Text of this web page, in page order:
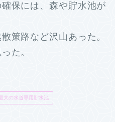
保には、森や貯水池が
策路など沢山あった。
た。
大の水道専用貯水池